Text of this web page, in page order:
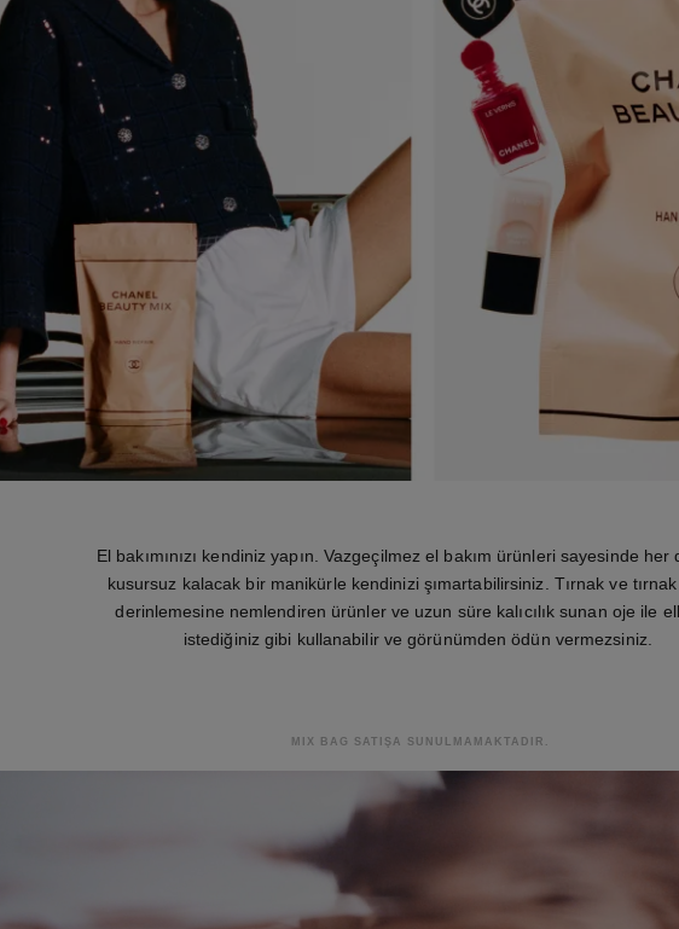
El bakımınızı kendiniz yapın. Vazgeçilmez el bakım ürünleri sayesinde her
kusursuz kalacak bir manikürle kendinizi şımartabilirsiniz. Tırnak ve
derinlemesine nemlendiren ürünler ve uzun süre kalıcılık sunan oje ile
istediğiniz gibi kullanabilir ve görünümden ödün vermezsiniz.
MIX BAG SATIŞA SUNULMAMAKTADIR.